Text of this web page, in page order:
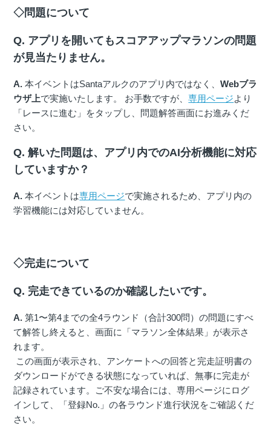
◇問題について
Q. アプリを開いてもスコアアップマラソンの問題
が見当たりません。
A. 本イベントはSantaアルクのアプリ内ではなく、Webブラ
ウザ上で実施いたします。 お手数ですが、専用ページより
「レースに進む」をタップし、問題解答画面にお進みくだ
さい。
Q. 解いた問題は、アプリ内でのAI分析機能に対応
していますか？
A. 本イベントは専用ページで実施されるため、アプリ内の
学習機能には対応していません。
◇完走について
Q. 完走できているのか確認したいです。
A. 第1〜第4までの全4ラウンド（合計300問）の問題にすべ
て解答し終えると、画面に「マラソン全体結果」が表示さ
れます。
この画面が表示され、アンケートへの回答と完走証明書の
ダウンロードができる状態になっていれば、無事に完走が
記録されています。ご不安な場合には、専用ページにログ
インして、「登録No.」の各ラウンド進行状況をご確認くだ
さい。